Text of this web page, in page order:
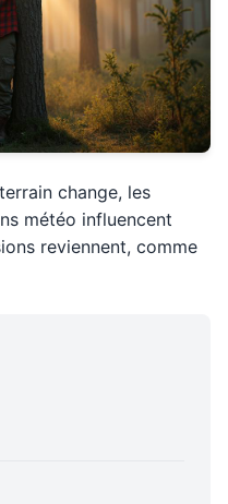
change, les
météo influencent
reviennent, comme